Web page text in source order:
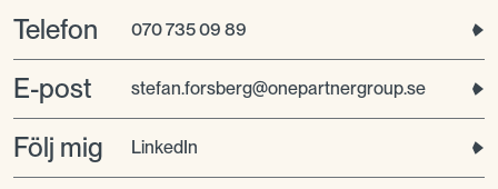
Telefon 070 735 09 89
E-post stefan.forsberg@onepartnergroup.se
Följ mig LinkedIn